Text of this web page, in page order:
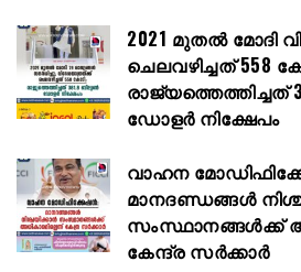
2021 മുതൽ മോദി
ചെലവഴിച്ചത് 558
രാജ്യത്തെത്തിച്ചത്
ഡോളർ നിക്ഷേപം
വാഹന
മാനദണ്ഡങ്ങൾ
സംസ്ഥാനങ്ങൾക്ക്
കേന്ദ്ര സർക്കാർ